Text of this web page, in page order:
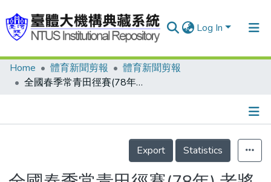
Log In
Communities & Collections
Home 體育新聞剪報
體育新聞剪報
全國春季常青田徑賽(78年) 老將上緊發條 那管寒風冷雨 七項九人破紀錄 張金全雙料冠軍
Details
Export
Statistics